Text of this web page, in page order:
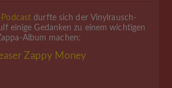
durfte sich der Vinylrausch-
einige Gedanken zu einem wichtigen
Album machen: